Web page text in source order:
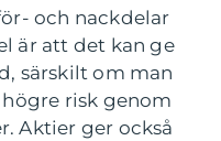
och nackdelar
är att det kan ge
särskilt om man
risk genom
Aktier ger också